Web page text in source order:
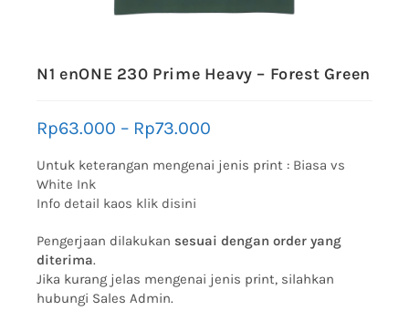
N1 enONE 230 Prime Heavy – Forest Green
Rp63.000 – Rp73.000
Untuk keterangan mengenai jenis print : Biasa vs
White Ink
Info detail kaos klik disini
Pengerjaan dilakukan sesuai dengan order yang
diterima.
Jika kurang jelas mengenai jenis print, silahkan
hubungi Sales Admin.